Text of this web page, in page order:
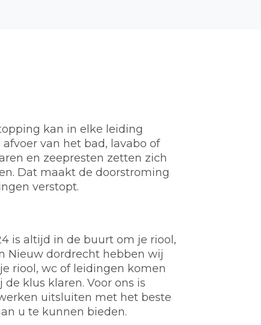
kan in elke leiding
van het bad, lavabo of
en zeepresten zetten zich
Dat maakt de doorstroming
verstopt.
is altijd in de buurt om je riool,
Nieuw dordrecht hebben wij
riool, wc of leidingen komen
klus klaren. Voor ons is
uitsluiten met het beste
u te kunnen bieden.